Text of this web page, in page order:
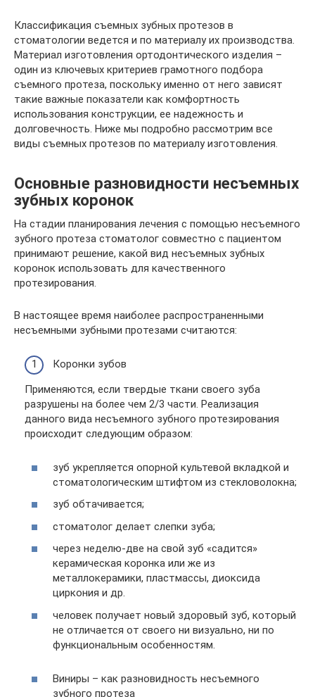
Классификация съемных зубных протезов в
стоматологии ведется и по материалу их производства.
Материал изготовления ортодонтического изделия –
один из ключевых критериев грамотного подбора
съемного протеза, поскольку именно от него зависят
такие важные показатели как комфортность
использования конструкции, ее надежность и
долговечность. Ниже мы подробно рассмотрим все
виды съемных протезов по материалу изготовления.
Основные разновидности несъемных
зубных коронок
На стадии планирования лечения с помощью несъемного
зубного протеза стоматолог совместно с пациентом
принимают решение, какой вид несъемных зубных
коронок использовать для качественного
протезирования.
В настоящее время наиболее распространенными
несъемными зубными протезами считаются:
Коронки зубов
Применяются, если твердые ткани своего зуба
разрушены на более чем 2/3 части. Реализация
данного вида несъемного зубного протезирования
происходит следующим образом:
зуб укрепляется опорной культевой вкладкой и
стоматологическим штифтом из стекловолокна;
зуб обтачивается;
стоматолог делает слепки зуба;
через неделю-две на свой зуб «садится»
керамическая коронка или же из
металлокерамики, пластмассы, диоксида
циркония и др.
человек получает новый здоровый зуб, который
не отличается от своего ни визуально, ни по
функциональным особенностям.
Виниры – как разновидность несъемного
зубного протеза